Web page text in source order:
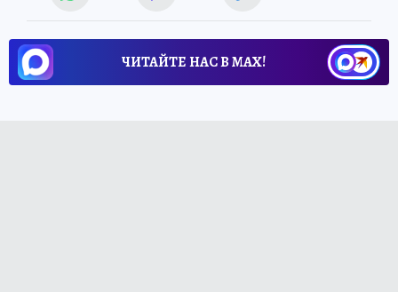
ЧИТАЙТЕ НАС В МАХ!